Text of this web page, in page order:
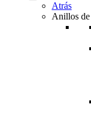
Atrás
Anillos